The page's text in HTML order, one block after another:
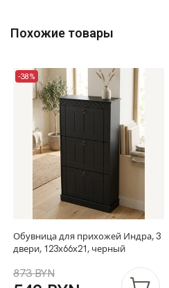
Похожие товары
-38%
Обувница для прихожей Индра, 3
двери, 123х66х21, черный
873 BYN